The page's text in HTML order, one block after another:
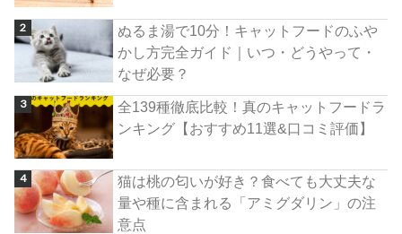
ぬるま湯で10分！キャットフードのふや
かし方完全ガイド｜いつ・どうやって・
なぜ必要？
全139種徹底比較！真のキャットフードラ
ンキング【おすすめ11選&口コミ評価】
猫は桃の匂いが好き？食べても大丈夫な
量や種に含まれる「アミグダリン」の注
意点